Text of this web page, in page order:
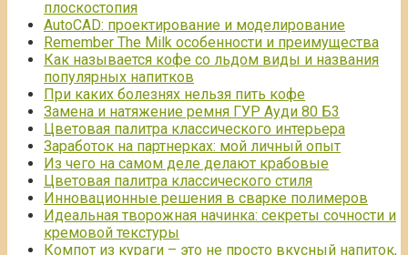
плоскостопия
AutoCAD: проектирование и моделирование
Remember The Milk особенности и преимущества
Как называется кофе со льдом виды и названия
популярных напитков
При каких болезнях нельзя пить кофе
Замена и натяжение ремня ГУР Ауди 80 Б3
Цветовая палитра классического интерьера
Заработок на партнерках: мой личный опыт
Из чего на самом деле делают крабовые
Цветовая палитра классического стиля
Инновационные решения в сварке полимеров
Идеальная творожная начинка: секреты сочности и
кремовой текстуры
Компот из кураги – это не просто вкусный напиток,